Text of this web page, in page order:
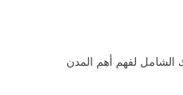
الشامل لفهم أهم المدن